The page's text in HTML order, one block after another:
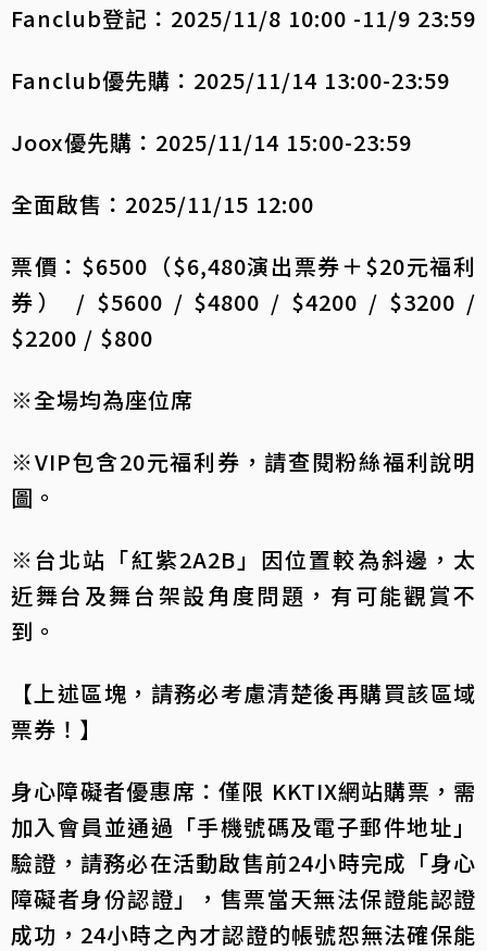
Fanclub登記：2025/11/8 10:00 -11/9 23:59
Fanclub優先購：2025/11/14 13:00-23:59
Joox優先購：2025/11/14 15:00-23:59
全面啟售：2025/11/15 12:00
票價：$6500（$6,480演出票券＋$20元福利
券） / $5600 / $4800 / $4200 / $3200 /
$2200 / $800
※全場均為座位席
※VIP包含20元福利券，請查閱粉絲福利說明
圖。
※台北站「紅紫2A2B」因位置較為斜邊，太
近舞台及舞台架設角度問題，有可能觀賞不
到。
【上述區塊，請務必考慮清楚後再購買該區域
票券！】
身心障礙者優惠席：僅限 KKTIX網站購票，需
加入會員並通過「手機號碼及電子郵件地址」
驗證，請務必在活動啟售前24小時完成「身心
障礙者身份認證」，售票當天無法保證能認證
成功，24小時之內才認證的帳號恕無法確保能